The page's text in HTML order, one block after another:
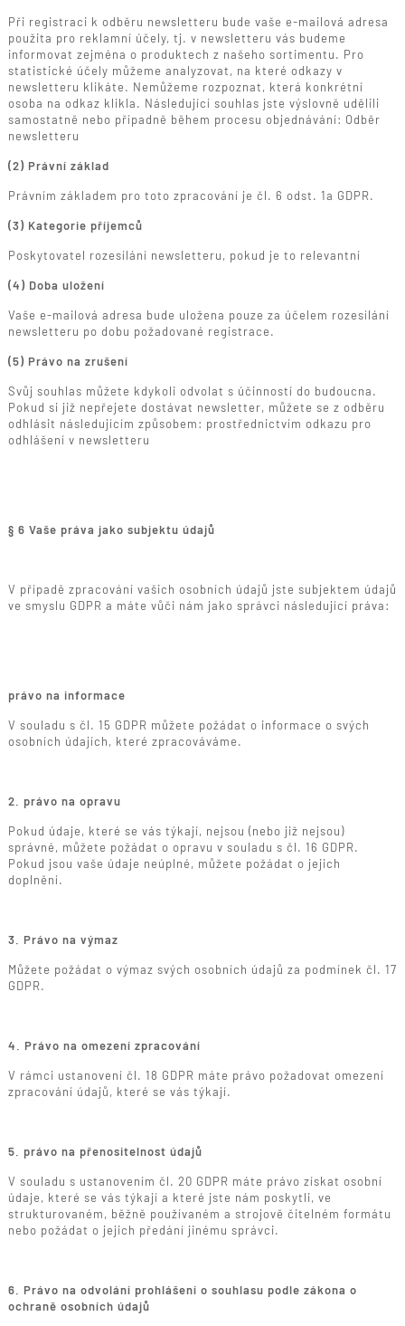
Při registraci k odběru newsletteru bude vaše e-mailová adresa
použita pro reklamní účely, tj. v newsletteru vás budeme
informovat zejména o produktech z našeho sortimentu. Pro
statistické účely můžeme analyzovat, na které odkazy v
newsletteru klikáte. Nemůžeme rozpoznat, která konkrétní
osoba na odkaz klikla. Následující souhlas jste výslovně udělili
samostatně nebo případně během procesu objednávání: Odběr
newsletteru
(2) Právní základ
Právním základem pro toto zpracování je čl. 6 odst. 1a GDPR.
(3) Kategorie příjemců
Poskytovatel rozesílání newsletteru, pokud je to relevantní
(4) Doba uložení
Vaše e-mailová adresa bude uložena pouze za účelem rozesílání
newsletteru po dobu požadované registrace.
(5) Právo na zrušení
Svůj souhlas můžete kdykoli odvolat s účinností do budoucna.
Pokud si již nepřejete dostávat newsletter, můžete se z odběru
odhlásit následujícím způsobem: prostřednictvím odkazu pro
odhlášení v newsletteru
§ 6 Vaše práva jako subjektu údajů
V případě zpracování vašich osobních údajů jste subjektem údajů
ve smyslu GDPR a máte vůči nám jako správci následující práva:
právo na informace
V souladu s čl. 15 GDPR můžete požádat o informace o svých
osobních údajích, které zpracováváme.
2. právo na opravu
Pokud údaje, které se vás týkají, nejsou (nebo již nejsou)
správné, můžete požádat o opravu v souladu s čl. 16 GDPR.
Pokud jsou vaše údaje neúplné, můžete požádat o jejich
doplnění.
3. Právo na výmaz
Můžete požádat o výmaz svých osobních údajů za podmínek čl. 17
GDPR.
4. Právo na omezení zpracování
V rámci ustanovení čl. 18 GDPR máte právo požadovat omezení
zpracování údajů, které se vás týkají.
5. právo na přenositelnost údajů
V souladu s ustanovením čl. 20 GDPR máte právo získat osobní
údaje, které se vás týkají a které jste nám poskytli, ve
strukturovaném, běžně používaném a strojově čitelném formátu
nebo požádat o jejich předání jinému správci.
6. Právo na odvolání prohlášení o souhlasu podle zákona o
ochraně osobních údajů